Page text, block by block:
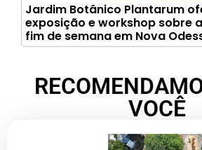
Jardim Botânico Plantarum
exposição e workshop sobre
fim de semana em Nova
VOCÊ